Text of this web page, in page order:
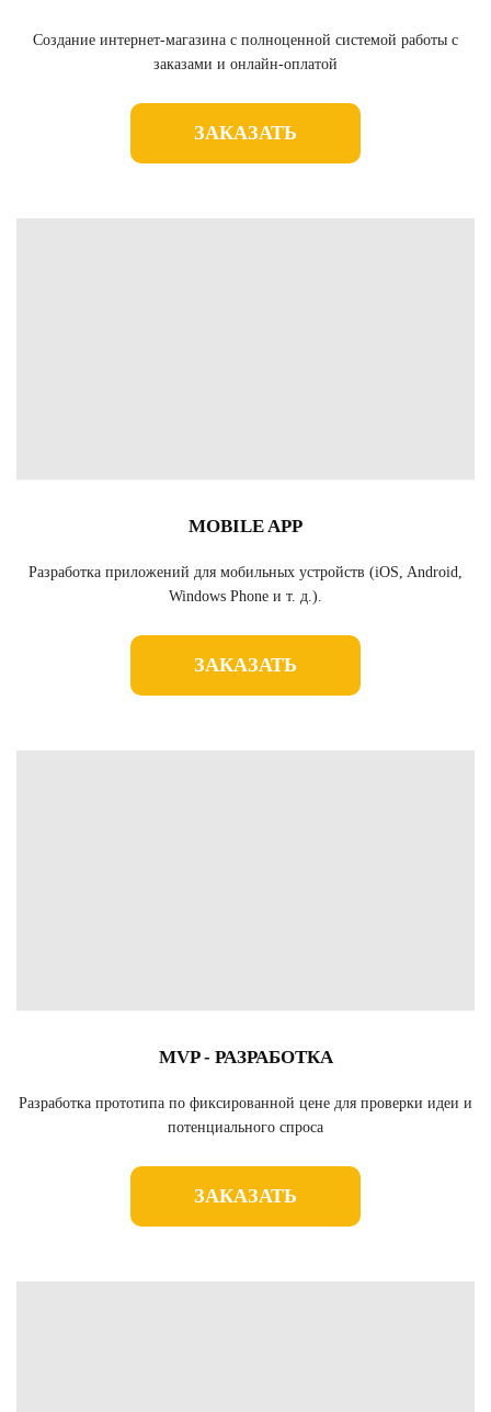
Создание интернет-магазина с полноценной системой работы с
заказами и онлайн-оплатой
ЗАКАЗАТЬ
MOBILE APP
Разработка приложений для мобильных устройств (iOS, Android,
Windows Phone и т. д.).
ЗАКАЗАТЬ
MVP - РАЗРАБОТКА
Разработка прототипа по фиксированной цене для проверки идеи и
потенциального спроса
ЗАКАЗАТЬ